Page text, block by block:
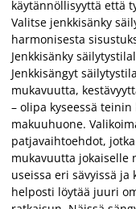
käytännöllisyyttä että
Valitse jenkkisänky
harmonisesta
Jenkkisänky
Jenkkisängyt
mukavuutta,
– olipa kyseessä
makuuhuone.
patjavaihtoehdot,
mukavuutta jokaiselle
useissa eri sävyissä
helposti löytää juuri